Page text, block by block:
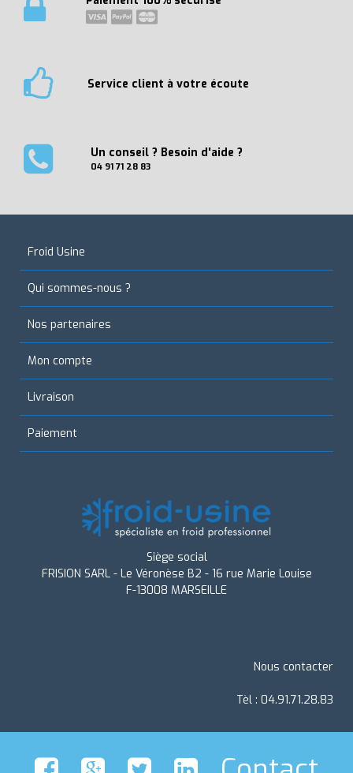
Service client à votre écoute
Un conseil ? Besoin d'aide ?
04 91 71 28 83
Froid Usine
Qui sommes-nous ?
Nos partenaires
Mon compte
Livraison
Paiement
Siège social
FRISION SARL - Le Véronèse B2 - 16 rue Marie Louise
F-13008 MARSEILLE
Nous contacter
Tèl : 04.91.71.28.83